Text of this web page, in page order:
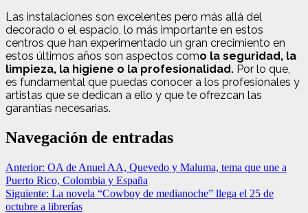
Las instalaciones son excelentes pero más allá del
decorado o el espacio, lo más importante en estos
centros que han experimentado un gran crecimiento en
estos últimos años son aspectos como la seguridad, la
limpieza, la higiene o la profesionalidad. Por lo que,
es fundamental que puedas conocer a los profesionales y
artistas que se dedican a ello y que te ofrezcan las
garantías necesarias.
Navegación de entradas
Anterior: OA de Anuel AA, Quevedo y Maluma, tema que une a
Puerto Rico, Colombia y España
Siguiente: La novela “Cowboy de medianoche” llega el 25 de
octubre a librerías